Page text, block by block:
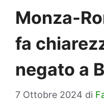
Monza-
fa
negato a
7 Ottobre 2024 di